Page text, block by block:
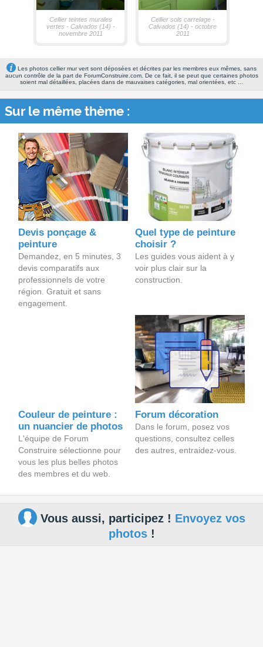
Cellier teintes murales
vertes - Calvados (14) -
novembre 2011
Cellier sols carrelage -
Calvados (14) - octobre
2011
Les photos cellier mur vert sont déposées et décrites par les membres eux mêmes, sans
aucun contrôle de la part de ForumConstruire.com. De ce fait, il se peut que certaines photos
soient mal détaillées, placées dans de mauvaises catégories, mal orientées, etc ...
Sur le même thème :
Devis ponçage &
peinture
Demandez, en 5 minutes, 3
devis comparatifs aux
professionnels de votre
région. Gratuit et sans
engagement.
Quel type de peinture
choisir ?
Les guides vous aident à y
voir plus clair sur la
construction.
Couleur de peinture :
un nuancier de photos
L'équipe de Forum
Construire sélectionne pour
vous les plus belles photos
des membres et du web.
Forum décoration
Dans le forum, posez vos
questions, consultez celles
des autres, entraidez-vous.
Vous aussi, participez ! Envoyez vos
photos!